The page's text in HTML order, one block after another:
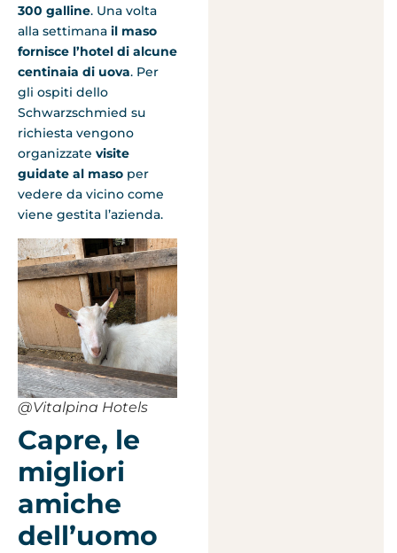
300 galline. Una volta
alla settimana il maso
fornisce l’hotel di alcune
centinaia di uova. Per
gli ospiti dello
Schwarzschmied su
richiesta vengono
organizzate visite
guidate al maso per
vedere da vicino come
viene gestita l’azienda.
@Vitalpina Hotels
Capre, le
migliori
amiche
dell’uomo